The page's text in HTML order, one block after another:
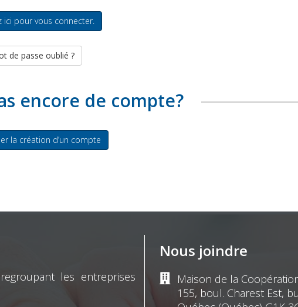
ici pour vous connecter.
de passe oublié ?
encore de compte?
la création d’un compte
les entreprises
Nous joindre
Maison de la
155, boul. Charest Est,